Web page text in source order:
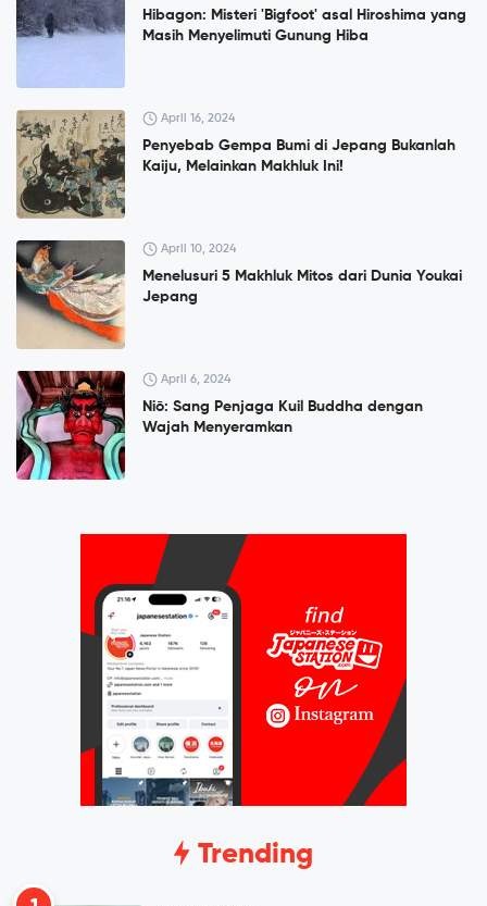
Hibagon: Misteri 'Bigfoot' asal Hiroshima yang
Masih Menyelimuti Gunung Hiba
April 16, 2024
Penyebab Gempa Bumi di Jepang Bukanlah
Kaiju, Melainkan Makhluk Ini!
April 10, 2024
Menelusuri 5 Makhluk Mitos dari Dunia Youkai
Jepang
April 6, 2024
Niō: Sang Penjaga Kuil Buddha dengan
Wajah Menyeramkan
Trending